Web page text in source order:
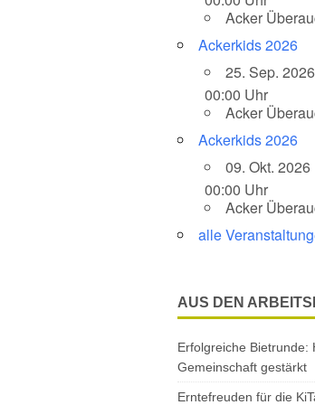
Acker
Ackerkids 2026
25. Sep. 2026
00:00 Uhr
Acker
Ackerkids 2026
09. Okt. 2026
00:00 Uhr
Acker
alle
AUS DEN
Erfolgreiche Bietrunde:
Gemeinschaft gestärkt
Erntefreuden für die